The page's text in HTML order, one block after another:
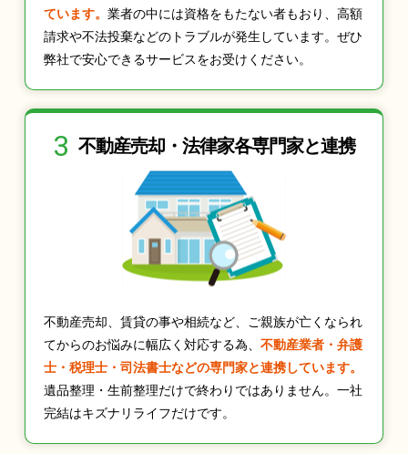
ています。 業者の中には資格をもたない者もおり、高額
請求や不法投棄などのトラブルが発生しています。ぜひ
弊社で安心できるサービスをお受けください。
3 不動産売却・法律家各専門家と連携
不動産売却、賃貸の事や相続など、ご親族が亡くなられ
てからのお悩みに幅広く対応する為、 不動産業者・弁護
士・税理士・司法書士などの専門家と連携しています。
遺品整理・生前整理だけで終わりではありません。一社
完結はキズナリライフだけです。